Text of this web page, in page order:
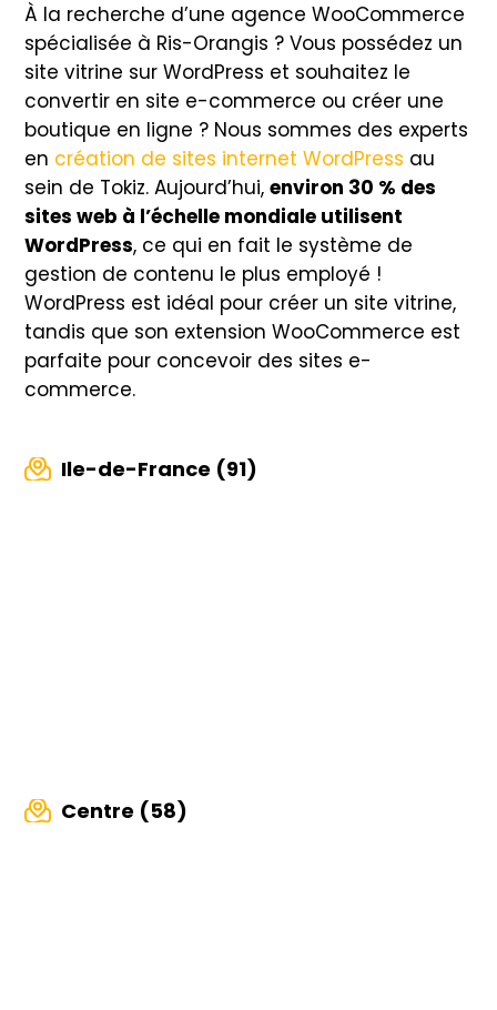
À la recherche d’une agence WooCommerce
spécialisée à Ris-Orangis ? Vous possédez un
site vitrine sur WordPress et souhaitez le
convertir en site e-commerce ou créer une
boutique en ligne ? Nous sommes des experts
en création de sites internet WordPress au
sein de Tokiz. Aujourd’hui,environ 30 % des
sites web à l’échelle mondiale utilisent
WordPress, ce qui en fait le système de
gestion de contenu le plus employé !
WordPress est idéal pour créer un site vitrine,
tandis que son extension WooCommerce est
parfaite pour concevoir des sites e-
commerce.
Ile-de-France (91)
Centre (58)